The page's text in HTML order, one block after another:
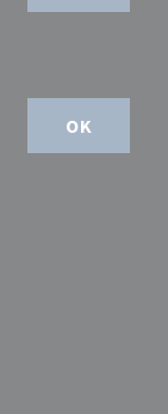
OK